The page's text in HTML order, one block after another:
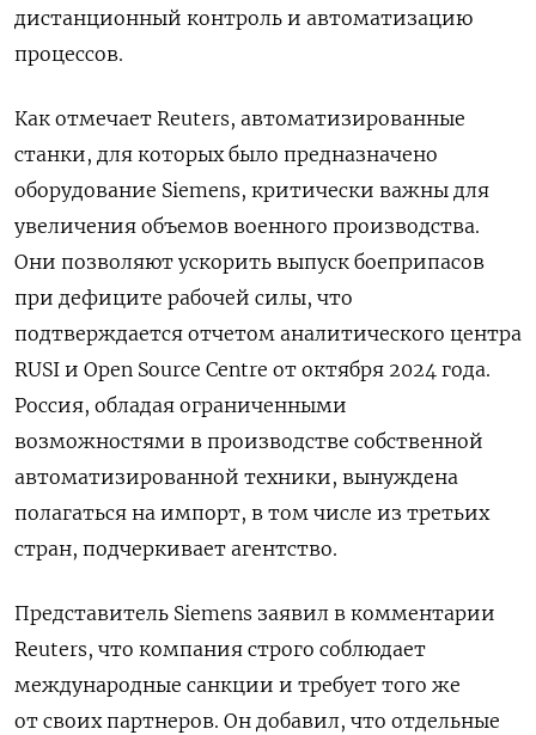
дистанционный контроль и автоматизацию
процессов.
Как отмечает Reuters, автоматизированные
станки, для которых было предназначено
оборудование Siemens, критически важны для
увеличения объемов военного производства.
Они позволяют ускорить выпуск боеприпасов
при дефиците рабочей силы, что
подтверждается отчетом аналитического центра
RUSI и Open Source Centre от октября 2024 года.
Россия, обладая ограниченными
возможностями в производстве собственной
автоматизированной техники, вынуждена
полагаться на импорт, в том числе из третьих
стран, подчеркивает агентство.
Представитель Siemens заявил в комментарии
Reuters, что компания строго соблюдает
международные санкции и требует того же
от своих партнеров. Он добавил, что отдельные